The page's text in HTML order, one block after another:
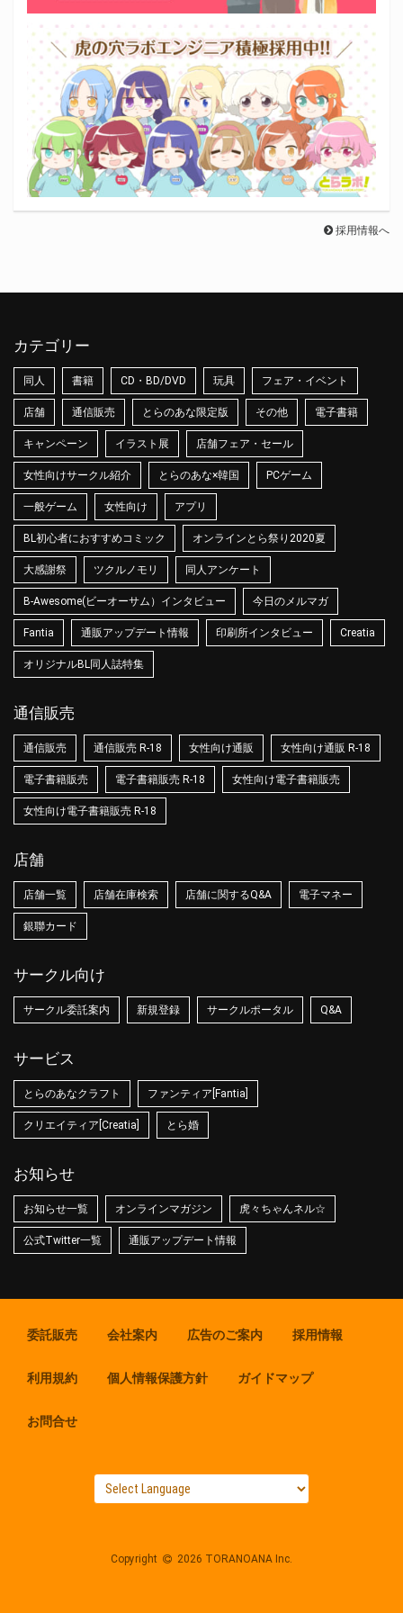
採用情報へ
カテゴリー
同人 書籍 CD・BD/DVD 玩具 フェア・イベント
店舗 通信販売 とらのあな限定版 その他 電子書籍
キャンペーン イラスト展 店舗フェア・セール
女性向けサークル紹介 とらのあな×韓国 PCゲーム
一般ゲーム 女性向け アプリ
BL初心者におすすめコミック オンラインとら祭り2020夏
大感謝祭 ツクルノモリ 同人アンケート
B-Awesome(ビーオーサム）インタビュー 今日のメルマガ
Fantia 通販アップデート情報 印刷所インタビュー Creatia
オリジナルBL同人誌特集
通信販売
通信販売 通信販売 R-18 女性向け通販 女性向け通販 R-18
電子書籍販売 電子書籍販売 R-18 女性向け電子書籍販売
女性向け電子書籍販売 R-18
店舗
店舗一覧 店舗在庫検索 店舗に関するQ&A 電子マネー
銀聯カード
サークル向け
サークル委託案内 新規登録 サークルポータル Q&A
サービス
とらのあなクラフト ファンティア[Fantia]
クリエイティア[Creatia] とら婚
お知らせ
お知らせ一覧 オンラインマガジン 虎々ちゃんネル☆
公式Twitter一覧 通販アップデート情報
委託販売 会社案内 広告のご案内 採用情報
利用規約 個人情報保護方針 ガイドマップ
お問合せ
Copyright 2026 TORANOANA Inc.